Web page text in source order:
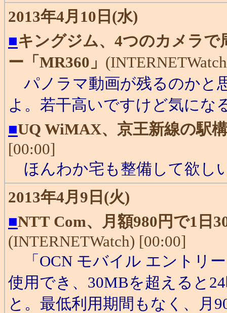
2013年4月10日(水)
■キングジム、4つのカメラで
ー「MR360」
パノラマ動画が残るのかと
よ。若干高いですけど気にな
■UQ WiMAX、京王新線の駅
[00:00]
ほんわか宅も整備して欲し
2013年4月9日(火)
■NTT Com、月額980円で1日
(INTERNETWatch) [00:00]
「OCN モバイル エントリ
使用でき、30MBを超えると
と。最低利用期間もなく、月